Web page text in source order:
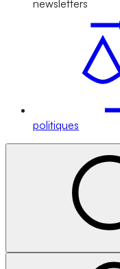
newsletters
politiques